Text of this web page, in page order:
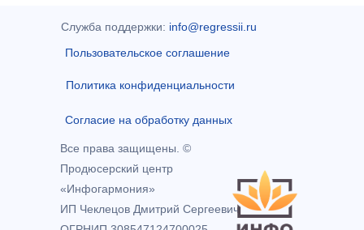
Все права защищены. ©
Продюсерский центр
«Инфогармония»
ИП Чеклецов Дмитрий Сергеевич
Политика конфиденциальности
Согласие на обработку данных
Пользовательское соглашение
Служба поддержки: info@regressii.ru